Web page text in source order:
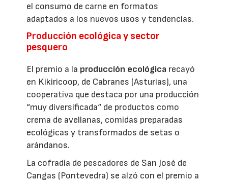
el consumo de carne en formatos
adaptados a los nuevos usos y tendencias.
Producción ecológica y sector
pesquero
El premio a la producción ecológica recayó
en Kikiricoop, de Cabranes (Asturias), una
cooperativa que destaca por una producción
“muy diversificada“ de productos como
crema de avellanas, comidas preparadas
ecológicas y transformados de setas o
arándanos.
La cofradía de pescadores de San José de
Cangas (Pontevedra) se alzó con el premio a